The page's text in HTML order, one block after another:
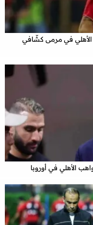
الأهلي في مرمى كشّافي
الأهلي في أوروبا